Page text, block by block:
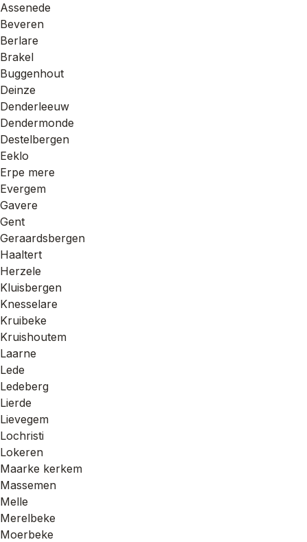
Assenede
Beveren
Berlare
Brakel
Buggenhout
Deinze
Denderleeuw
Dendermonde
Destelbergen
Eeklo
Erpe mere
Evergem
Gavere
Gent
Geraardsbergen
Haaltert
Herzele
Kluisbergen
Knesselare
Kruibeke
Kruishoutem
Laarne
Lede
Ledeberg
Lierde
Lievegem
Lochristi
Lokeren
Maarke kerkem
Massemen
Melle
Merelbeke
Moerbeke